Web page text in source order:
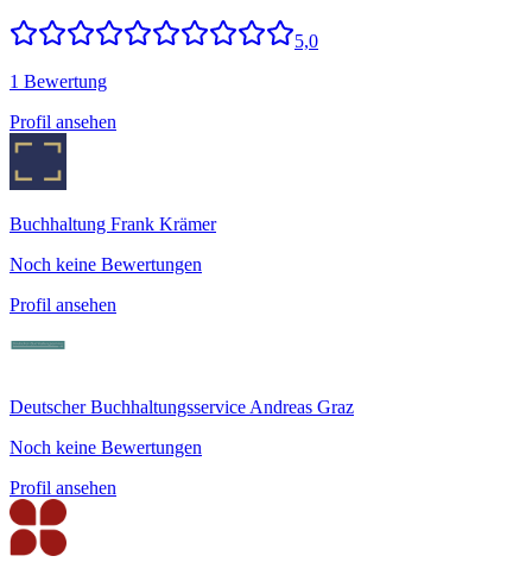
5,0
1 Bewertung
Profil ansehen
Buchhaltung Frank Krämer
Noch keine Bewertungen
Profil ansehen
Deutscher Buchhaltungsservice Andreas Graz
Noch keine Bewertungen
Profil ansehen